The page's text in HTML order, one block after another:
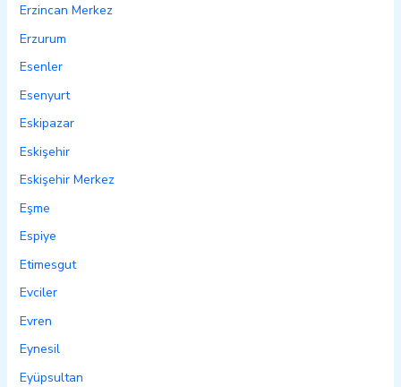
Erzincan Merkez
Erzurum
Esenler
Esenyurt
Eskipazar
Eskişehir
Eskişehir Merkez
Eşme
Espiye
Etimesgut
Evciler
Evren
Eynesil
Eyüpsultan